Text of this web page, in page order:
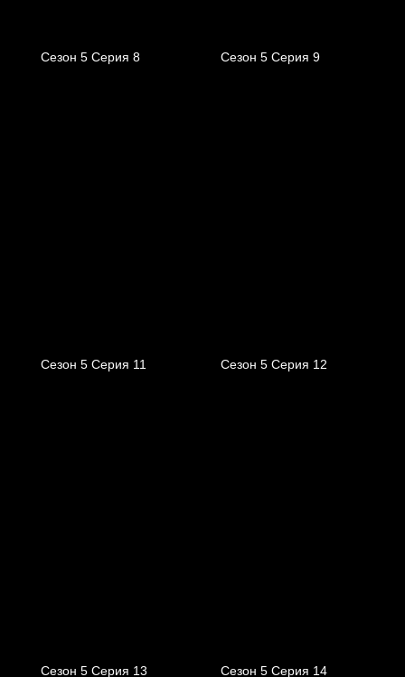
Сезон 5 Серия 8 Сезон 5 Серия 9
Сезон 5 Серия 11 Сезон 5 Серия 12
Сезон 5 Серия 13 Сезон 5 Серия 14